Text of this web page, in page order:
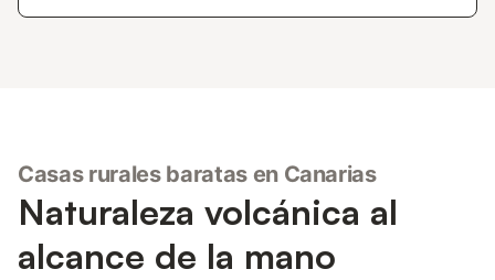
Casas rurales baratas en Canarias
Naturaleza volcánica al
alcance de la mano